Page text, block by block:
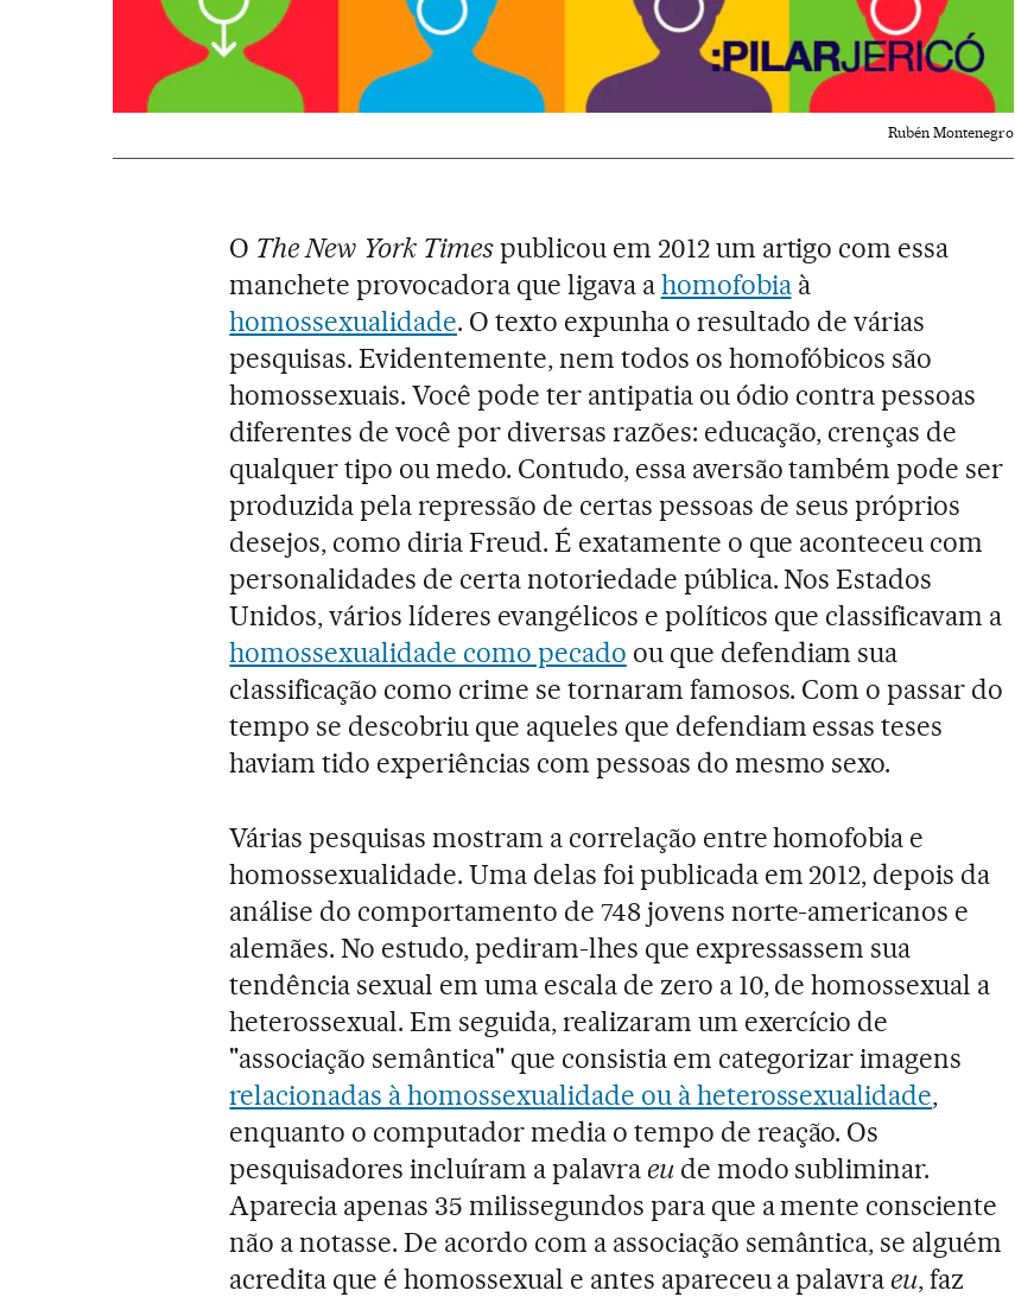
Rubén Montenegro
O The New York Timespublicou em 2012 um artigo com essa
manchete provocadora que ligava ahomofobiaà
homossexualidade. O texto expunha o resultado de várias
pesquisas. Evidentemente, nem todos os homofóbicos são
homossexuais. Você pode ter antipatia ou ódio contra pessoas
diferentes de você por diversas razões: educação, crenças de
qualquer tipo ou medo. Contudo, essa aversão também pode ser
produzida pela repressão de certas pessoas de seus próprios
desejos, como diria Freud. É exatamente o que aconteceu com
personalidades de certa notoriedade pública. Nos Estados
Unidos, vários líderes evangélicos e políticos que classificavam a
homossexualidade como pecado ou que defendiam sua
classificação como crime se tornaram famosos. Com o passar do
tempo se descobriu que aqueles que defendiam essas teses
haviam tido experiências com pessoas do mesmo sexo.
Várias pesquisas mostram a correlação entre homofobia e
homossexualidade. Uma delas foi publicada em 2012, depois da
análise do comportamento de 748 jovens norte-americanos e
alemães. No estudo, pediram-lhes que expressassem sua
tendência sexual em uma escala de zero a 10, de homossexual a
heterossexual. Em seguida, realizaram um exercício de
"associação semântica" que consistia em categorizar imagens
relacionadas à homossexualidade ou à heterossexualidade,
enquanto o computador media o tempo de reação. Os
pesquisadores incluíram a palavra eu de modo subliminar.
Aparecia apenas 35 milissegundos para que a mente consciente
não a notasse. De acordo com a associação semântica, se alguém
acredita que é homossexual e antes apareceu a palavra eu, faz